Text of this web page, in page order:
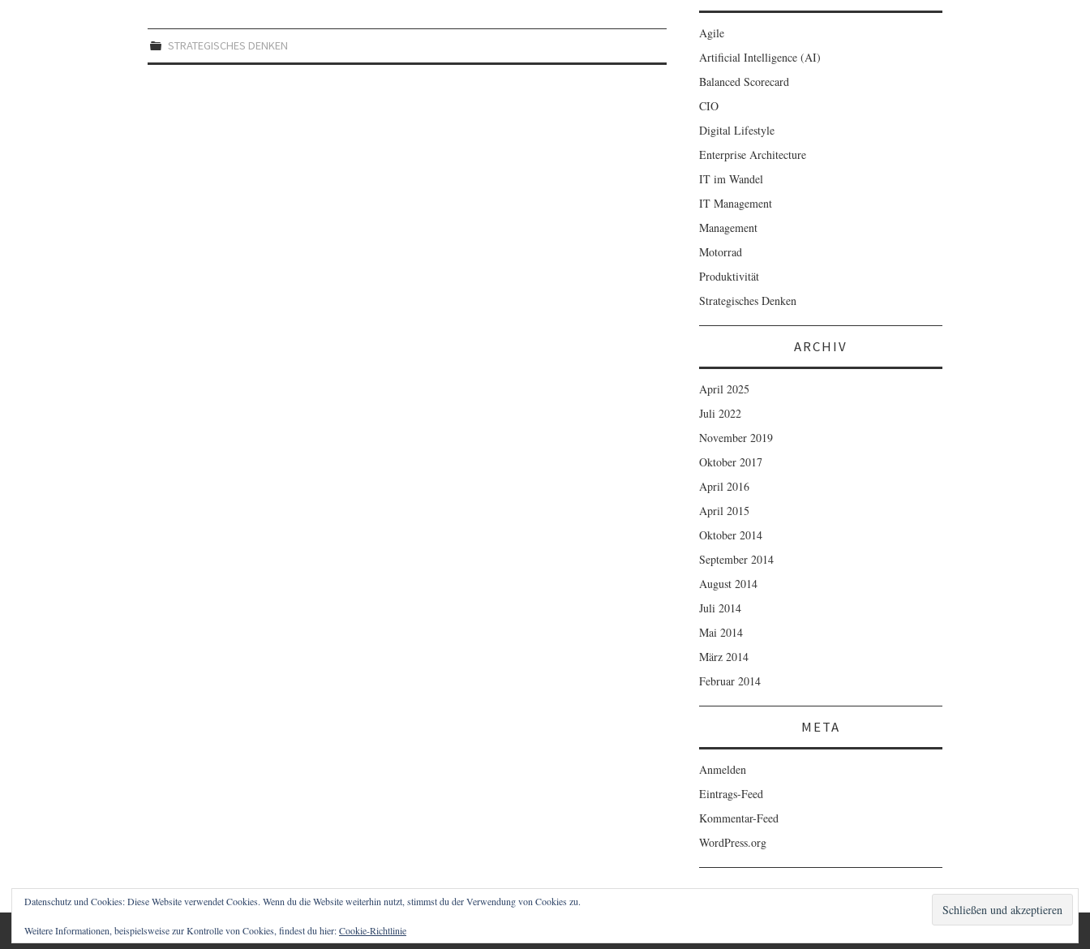
STRATEGISCHES DENKEN
Agile
Artificial Intelligence (AI)
Balanced Scorecard
CIO
Digital Lifestyle
Enterprise Architecture
IT im Wandel
IT Management
Management
Motorrad
Produktivität
Strategisches Denken
ARCHIV
April 2025
Juli 2022
November 2019
Oktober 2017
April 2016
April 2015
Oktober 2014
September 2014
August 2014
Juli 2014
Mai 2014
März 2014
Februar 2014
META
Anmelden
Eintrags-Feed
Kommentar-Feed
WordPress.org
© 2026 1STCLOUD BLOG – CHRISTIAN SCHWAIGER. ALLE RECHTE VORBEHALTEN.
Datenschutz und Cookies: Diese Website verwendet Cookies. Wenn du die Website weiterhin nutzt, stimmst du der Verwendung von Cookies zu.
Weitere Informationen, beispielsweise zur Kontrolle von Cookies, findest du hier:Cookie-Richtlinie